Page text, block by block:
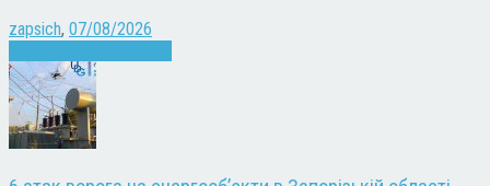
zapsich, 07/08/2026